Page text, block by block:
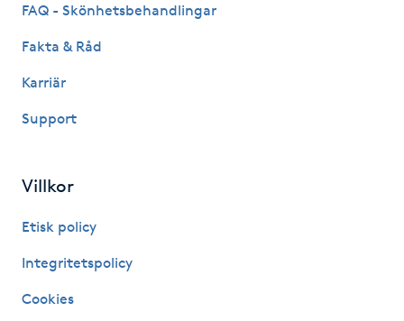
Hypnos
Hårbottenbehandling
Hårvård
Hälsa
FAQ - Skönhetsbehandlingar
Fakta & Råd
Karriär
Support
Villkor
Etisk policy
Integritetspolicy
Cookies